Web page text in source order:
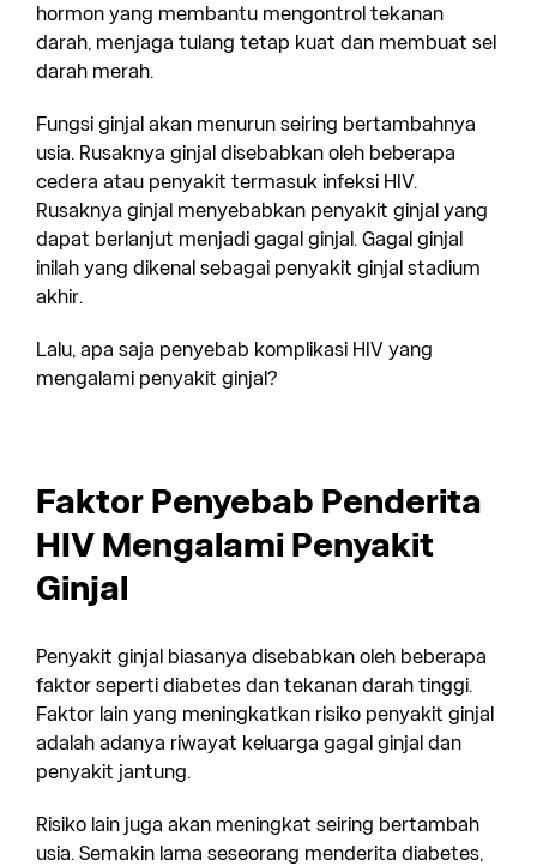
hormon yang membantu mengontrol tekanan
darah, menjaga tulang tetap kuat dan membuat sel
darah merah.
Fungsi ginjal akan menurun seiring bertambahnya
usia. Rusaknya ginjal disebabkan oleh beberapa
cedera atau penyakit termasuk infeksi HIV.
Rusaknya ginjal menyebabkan penyakit ginjal yang
dapat berlanjut menjadi gagal ginjal. Gagal ginjal
inilah yang dikenal sebagai penyakit ginjal stadium
akhir.
Lalu, apa saja penyebab komplikasi HIV yang
mengalami penyakit ginjal?
Faktor Penyebab Penderita
HIV Mengalami Penyakit
Ginjal
Penyakit ginjal biasanya disebabkan oleh beberapa
faktor seperti diabetes dan tekanan darah tinggi.
Faktor lain yang meningkatkan risiko penyakit ginjal
adalah adanya riwayat keluarga gagal ginjal dan
penyakit jantung.
Risiko lain juga akan meningkat seiring bertambah
usia. Semakin lama seseorang menderita diabetes,